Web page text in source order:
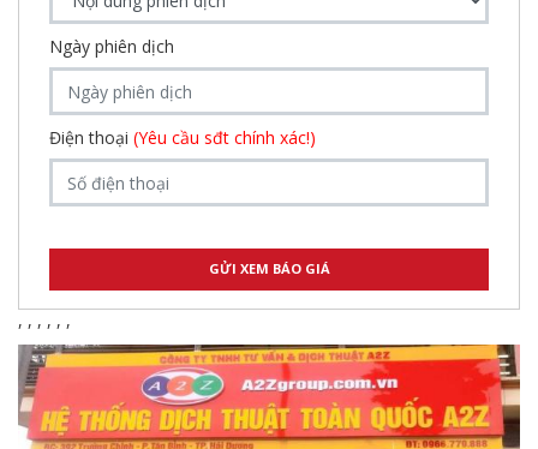
Ngày phiên dịch
Điện thoại (Yêu cầu sđt chính xác!)
, , , , , ,